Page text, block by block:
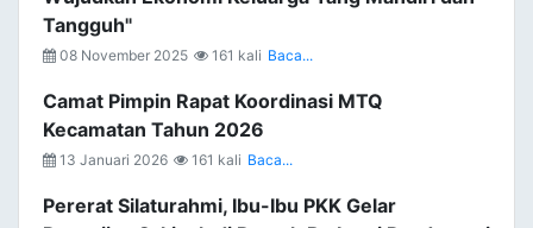
Tangguh"
08 November 2025 161 kali Baca...
Camat Pimpin Rapat Koordinasi MTQ
Kecamatan Tahun 2026
13 Januari 2026 161 kali Baca...
Pererat Silaturahmi, Ibu-Ibu PKK Gelar